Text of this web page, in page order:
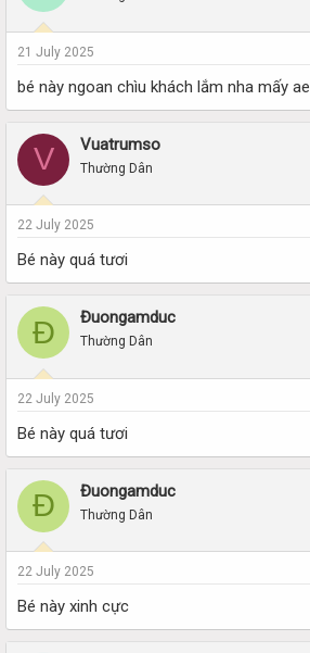
21 July 2025
bé này ngoan chìu khách lắm nha mấy ae
V Vuatrumso
Thường Dân
22 July 2025
Bé này quá tươi
Đ Đuongamduc
Thường Dân
22 July 2025
Bé này quá tươi
Đ Đuongamduc
Thường Dân
22 July 2025
Bé này xinh cực